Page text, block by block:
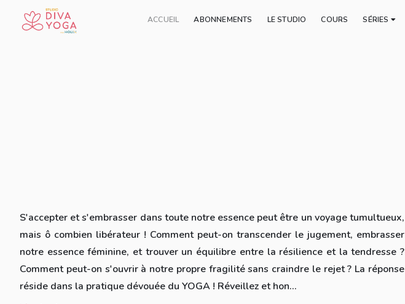
ACCUEIL ABONNEMENTS LE STUDIO COURS SÉRIES
Ajouter à ma liste
S'accepter et s'embrasser dans toute notre essence peut être un voyage tumultueux,
mais ô combien libérateur ! Comment peut-on transcender le jugement, embrasser
notre essence féminine, et trouver un équilibre entre la résilience et la tendresse ?
Comment peut-on s'ouvrir à notre propre fragilité sans craindre le rejet ? La réponse
réside dans la pratique dévouée du YOGA ! Réveillez et hon...